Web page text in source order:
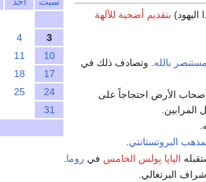
3
4
10
11
17
18
24
25
31
اليهود) بتقديم أضحية للآلهة
بالله . وتصادف ذلك في
الأرض احتجاجاً على
البروتستانتي.
الپاپا پولس الخامس في روما
البرتغالي.